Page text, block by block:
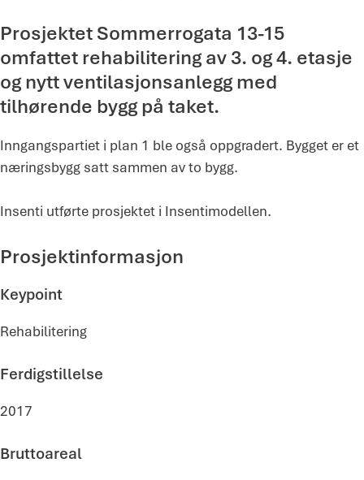
Prosjektet Sommerrogata 13-15
omfattet rehabilitering av 3. og 4. etasje
og nytt ventilasjonsanlegg med
tilhørende bygg på taket.
Inngangspartiet i plan 1 ble også oppgradert. Bygget er et
næringsbygg satt sammen av to bygg.
Insenti utførte prosjektet i Insentimodellen.
Prosjektinformasjon
Keypoint
Rehabilitering
Ferdigstillelse
2017
Bruttoareal